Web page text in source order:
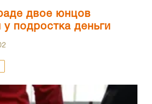
двое юнцов
у подростка деньги